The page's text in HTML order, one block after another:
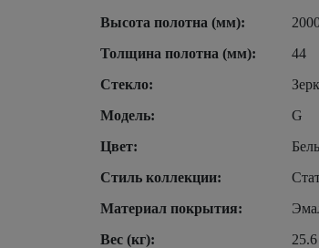
Высота полотна (мм):
Толщина полотна (мм):
44
Стекло:
Модель:
G
Цвет:
Стиль коллекции:
Материал покрытия:
Вес (кг):
25.6